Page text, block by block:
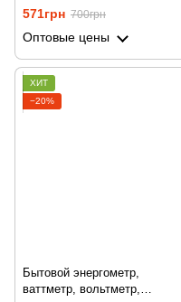
измеритель потребления
электроэнергии Gerui BE009
571грн 700грн
Оптовые цены
ХИТ
−20%
Бытовой энергометр,
ваттметр, вольтметр,